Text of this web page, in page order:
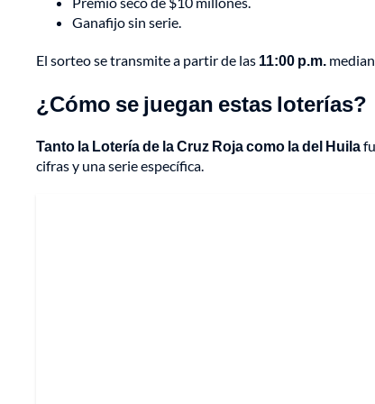
Ganafijo sin serie.
El sorteo se transmite a partir de las 11:00 p.m.
¿Cómo se juegan estas loterías?
Tanto la Lotería de la Cruz Roja como la del Huila
cifras y una serie específica.